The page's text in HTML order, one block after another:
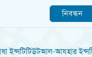
নিবন্ধন
ইন্সটিটিউটআল-আযহার